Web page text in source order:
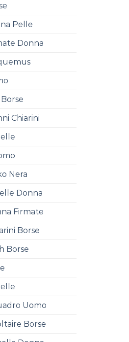
Pelle
Donna
Chiarini
Nera
Donna
Firmate
Borse
Borse
Uomo
Borse